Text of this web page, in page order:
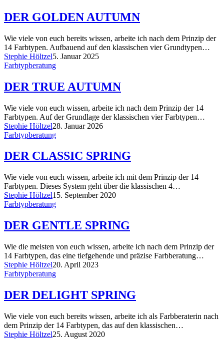
DER GOLDEN AUTUMN
Wie viele von euch bereits wissen, arbeite ich nach dem Prinzip der
14 Farbtypen. Aufbauend auf den klassischen vier Grundtypen…
Stephie Höltzel5. Januar 2025
Farbtypberatung
DER TRUE AUTUMN
Wie viele von euch wissen, arbeite ich nach dem Prinzip der 14
Farbtypen. Auf der Grundlage der klassischen vier Farbtypen…
Stephie Höltzel28. Januar 2026
Farbtypberatung
DER CLASSIC SPRING
Wie viele von euch wissen, arbeite ich mit dem Prinzip der 14
Farbtypen. Dieses System geht über die klassischen 4…
Stephie Höltzel15. September 2020
Farbtypberatung
DER GENTLE SPRING
Wie die meisten von euch wissen, arbeite ich nach dem Prinzip der
14 Farbtypen, das eine tiefgehende und präzise Farbberatung…
Stephie Höltzel20. April 2023
Farbtypberatung
DER DELIGHT SPRING
Wie viele von euch bereits wissen, arbeite ich als Farbberaterin nach
dem Prinzip der 14 Farbtypen, das auf den klassischen…
Stephie Höltzel25. August 2020